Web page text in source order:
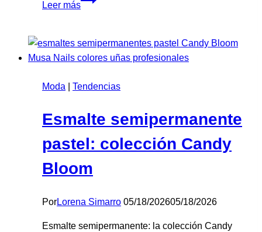
Leer más
colección
que
los
naturales
Moda Tendencias
Esmalte semipermanente
pastel: colección Candy
Bloom
PorLorena Simarro 05/18/202605/18/2026
Esmalte semipermanente: la colección Candy